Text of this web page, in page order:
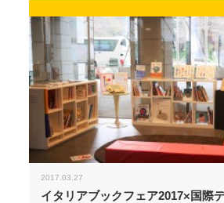
2017.03.27
イタリアブックフェア2017×国際